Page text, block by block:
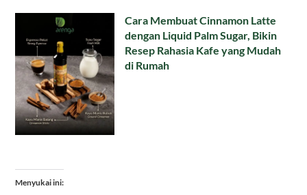
Cara Membuat Cinnamon Latte
dengan Liquid Palm Sugar, Bikin
Resep Rahasia Kafe yang Mudah
di Rumah
Menyukai ini: